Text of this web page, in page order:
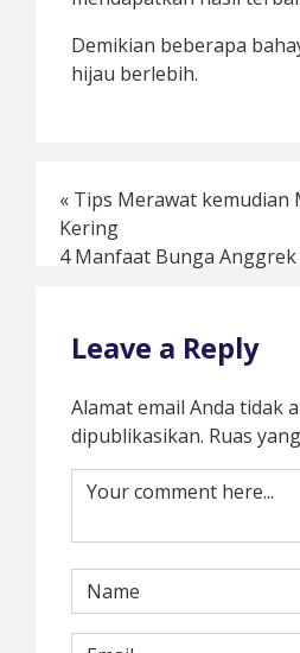
Demikian beberapa
hijau berlebih.
« Tips Merawat kemudian
Kering
4 Manfaat Bunga
Leave a Reply
Alamat email Anda tidak
dipublikasikan. Ruas